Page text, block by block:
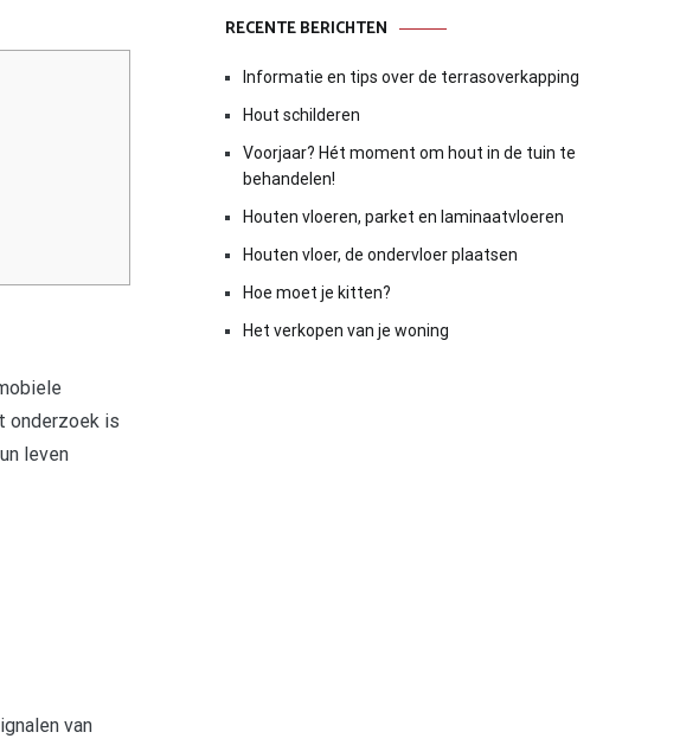
onderzoek is
leven
van
RECENTE BERICHTEN
Informatie en tips over de terrasoverkapping
Hout schilderen
Voorjaar? Hét moment om hout in de tuin te
behandelen!
Houten vloeren, parket en laminaatvloeren
Houten vloer, de ondervloer plaatsen
Hoe moet je kitten?
Het verkopen van je woning